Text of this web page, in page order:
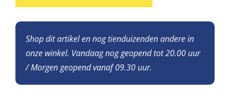
Shop dit artikel en nog tienduizenden andere in
onze winkel. Vandaag nog geopend tot 20.00 uur
/ Morgen geopend vanaf 09.30 uur.